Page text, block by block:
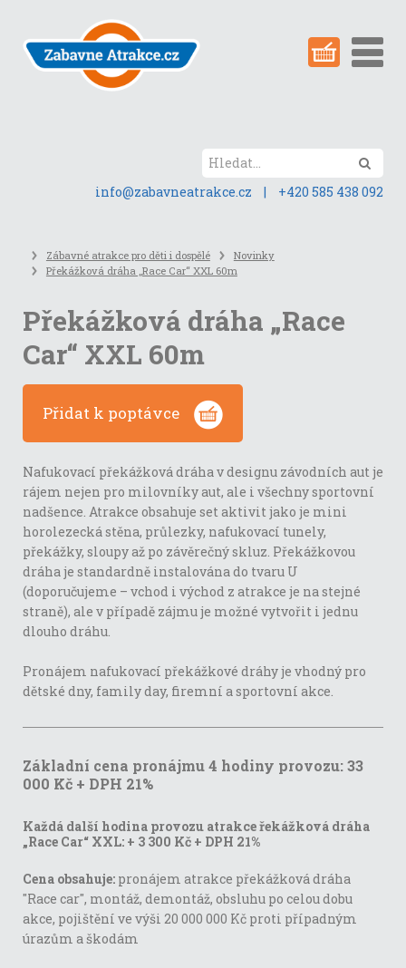
obsah
stránky
info@zabavneatrakce.cz
| +420 585 438 092
Zábavné atrakce pro děti i dospělé
Novinky
Překážková dráha „Race Car“ XXL 60m
Překážková dráha „Race
Car“ XXL 60m
Přidat k poptávce
Nafukovací překážková dráha v designu závodních aut je
rájem nejen pro milovníky aut, ale i všechny sportovní
nadšence. Atrakce obsahuje set aktivit jako je mini
horolezecká stěna, průlezky, nafukovací tunely,
překážky, sloupy až po závěrečný skluz. Překážkovou
dráha je standardně instalována do tvaru U
(doporučujeme – vchod i východ z atrakce je na stejné
straně), ale v případě zájmu je možné vytvořit i jednu
dlouho dráhu.
Pronájem nafukovací překážkové dráhy je vhodný pro
dětské dny, family day, firemní a sportovní akce.
Základní cena pronájmu 4 hodiny provozu: 33
000 Kč + DPH 21%
Každá další hodina provozu atrakce řekážková dráha
„Race Car“ XXL: + 3 300 Kč + DPH 21%
Cena obsahuje: pronájem atrakce překážková dráha
"Race car", montáž, demontáž, obsluhu po celou dobu
akce, pojištění ve výši 20 000 000 Kč proti případným
úrazům a škodám